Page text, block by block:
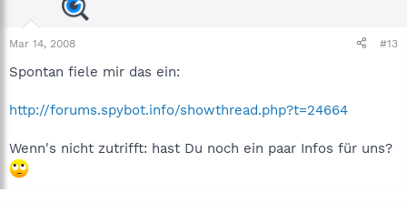
Mar 14, 2008 #13
Spontan fiele mir das ein:
http://forums.spybot.info/showthread.php?t=24664
Wenn's nicht zutrifft: hast Du noch ein paar Infos für uns?